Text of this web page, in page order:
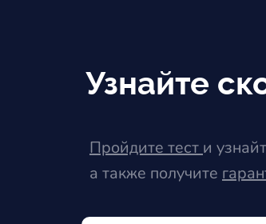
Узнайте
Пройдите тест и
а также получите